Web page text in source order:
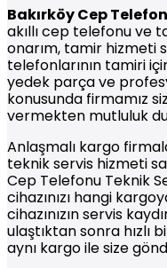
BakırköyCep
akıllı cep telefonu ve
onarım, tamir hizmeti
telefonlarının tamiri
yedek parça ve
konusunda firmamız
vermekten mutluluk
Anlaşmalı kargo
teknik servis hizmeti
Cep Telefonu Teknik
cihazınızı hangi
cihazınızın servis
ulaştıktan sonra hızlı
aynı kargo ile size